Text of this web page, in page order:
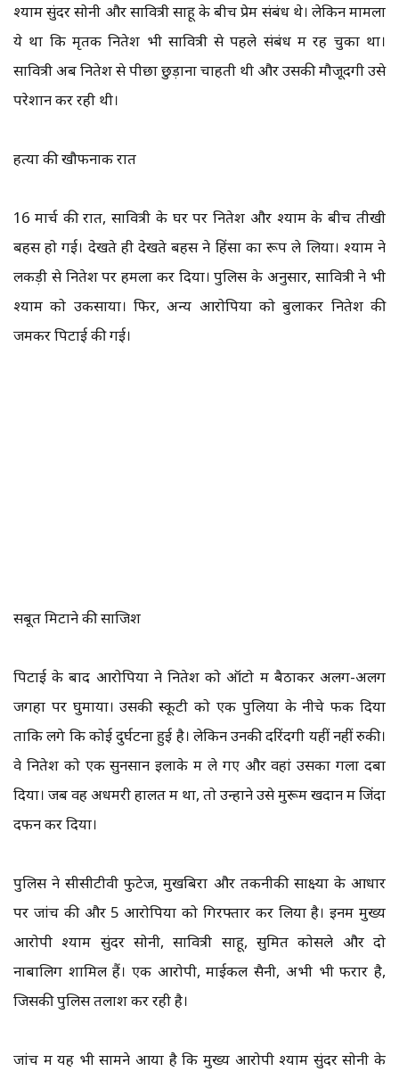
श्याम सुंदर सोनी और सावित्री साहू के बीच प्रेम संबंध थे। लेकिन मामला
ये था कि मृतक नितेश भी सावित्री से पहले संबंध में रह चुका था।
सावित्री अब नितेश से पीछा छुड़ाना चाहती थी और उसकी मौजूदगी उसे
परेशान कर रही थी।
हत्या की खौफनाक रात
16 मार्च की रात, सावित्री के घर पर नितेश और श्याम के बीच तीखी
बहस हो गई। देखते ही देखते बहस ने हिंसा का रूप ले लिया। श्याम ने
लकड़ी से नितेश पर हमला कर दिया। पुलिस के अनुसार, सावित्री ने भी
श्याम को उकसाया। फिर, अन्य आरोपियों को बुलाकर नितेश की
जमकर पिटाई की गई।
सबूत मिटाने की साजिश
पिटाई के बाद आरोपियों ने नितेश को ऑटो में बैठाकर अलग-अलग
जगहों पर घुमाया। उसकी स्कूटी को एक पुलिया के नीचे फेंक दिया
ताकि लगे कि कोई दुर्घटना हुई है। लेकिन उनकी दरिंदगी यहीं नहीं रुकी।
वे नितेश को एक सुनसान इलाके में ले गए और वहां उसका गला दबा
दिया। जब वह अधमरी हालत में था, तो उन्होंने उसे मुरूम खदान में जिंदा
दफन कर दिया।
पुलिस ने सीसीटीवी फुटेज, मुखबिरों और तकनीकी साक्ष्यों के आधार
पर जांच की और 5 आरोपियों को गिरफ्तार कर लिया है। इनमें मुख्य
आरोपी श्याम सुंदर सोनी, सावित्री साहू, सुमित कोसले और दो
नाबालिग शामिल हैं। एक आरोपी, माईकल सैनी, अभी भी फरार है,
जिसकी पुलिस तलाश कर रही है।
जांच में यह भी सामने आया है कि मुख्य आरोपी श्याम सुंदर सोनी के